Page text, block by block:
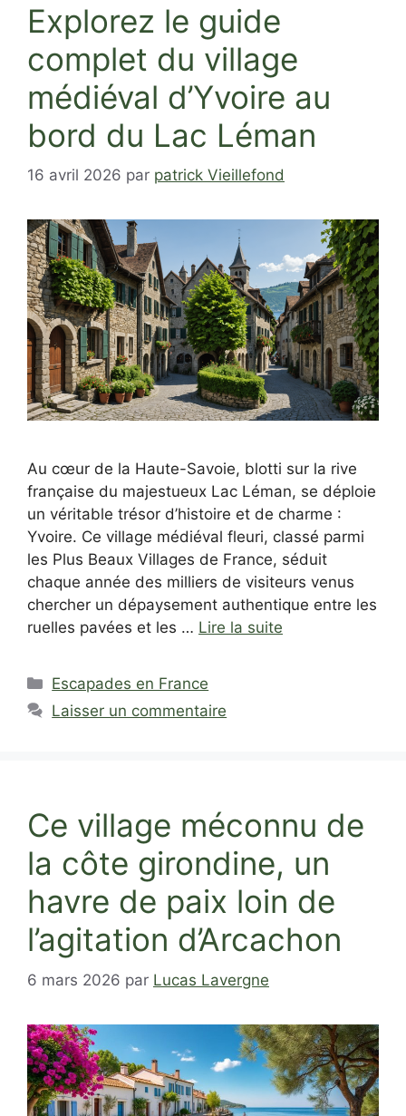
Explorez le guide
complet du village
médiéval d’Yvoire au
bord du Lac Léman
16 avril 2026 par patrick Vieillefond
Au cœur de la Haute-Savoie, blotti sur la rive
française du majestueux Lac Léman, se déploie
un véritable trésor d’histoire et de charme :
Yvoire. Ce village médiéval fleuri, classé parmi
les Plus Beaux Villages de France, séduit
chaque année des milliers de visiteurs venus
chercher un dépaysement authentique entre les
ruelles pavées et les … Lire la suite
Catégories
Escapades en France
Laisser un commentaire
Ce village méconnu de
la côte girondine, un
havre de paix loin de
l’agitation d’Arcachon
6 mars 2026 par Lucas Lavergne